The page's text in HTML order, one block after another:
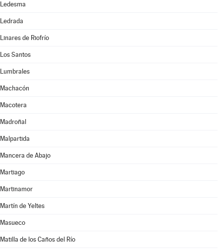
Ledesma
Ledrada
Linares de Riofrío
Los Santos
Lumbrales
Machacón
Macotera
Madroñal
Malpartida
Mancera de Abajo
Martiago
Martinamor
Martín de Yeltes
Masueco
Matilla de los Caños del Río